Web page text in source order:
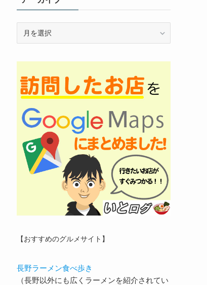
イ
【おすすめのグルメサイト】
長野ラーメン食べ歩き
（長野以外にも広くラーメンを紹介されてい